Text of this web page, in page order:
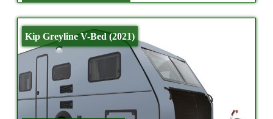
Kip Greyline V-Bed (2021)